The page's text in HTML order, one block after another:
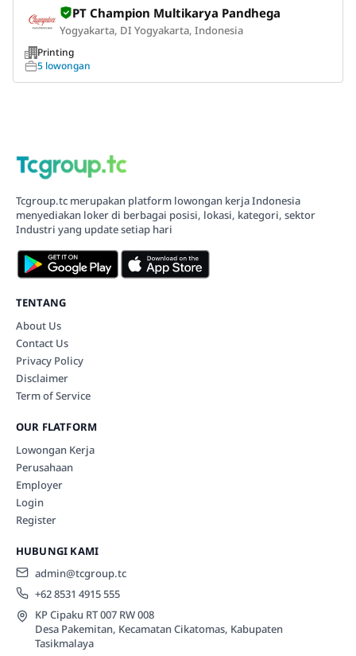
PT Champion Multikarya Pandhega
Yogyakarta, DI Yogyakarta, Indonesia
Printing
5 lowongan
Tcgroup.tc merupakan platform lowongan kerja Indonesia
menyediakan loker di berbagai posisi, lokasi, kategori, sektor
Industri yang update setiap hari
TENTANG
About Us
Contact Us
Privacy Policy
Disclaimer
Term of Service
OUR FLATFORM
Lowongan Kerja
Perusahaan
Employer
Login
Register
HUBUNGI KAMI
admin@tcgroup.tc
+62 8531 4915 555
KP Cipaku RT 007 RW 008
Desa Pakemitan, Kecamatan Cikatomas, Kabupaten
Tasikmalaya